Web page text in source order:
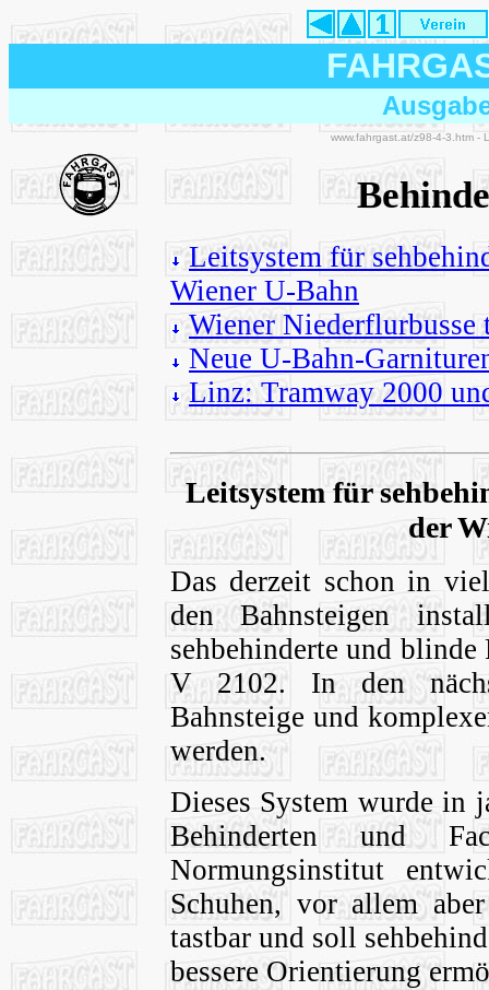
www.fahrgast.at/z98-4-3.htm -
Leitsystem für
Wiener U-Bahn
Wiener Niederflurbusse
Neue U-Bahn-
Linz: Tramway 2000
Leitsystem für
der
Das derzeit schon in
den Bahnsteigen
sehbehinderte und
V 2102. In den
Bahnsteige und
werden.
Dieses System wurde in
Behinderten und
Normungsinstitut
Schuhen, vor allem
tastbar und soll
bessere Orientierung